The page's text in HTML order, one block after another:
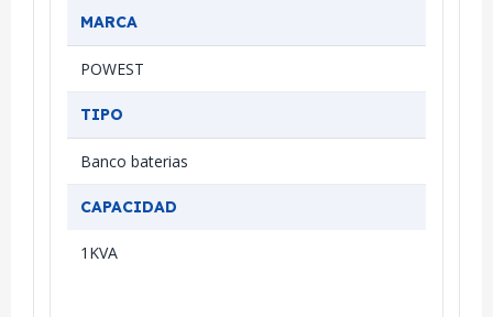
MARCA
POWEST
TIPO
Banco baterias
CAPACIDAD
1KVA